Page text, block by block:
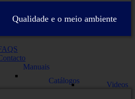
Qualidade e o meio ambiente
Manuais
Catálogos
Videos